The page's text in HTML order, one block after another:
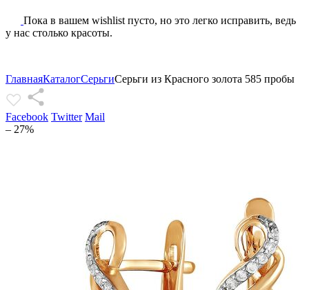
Пока в вашем wishlist пусто, но это легко исправить, ведь
у нас столько красоты.
ГлавнаяКаталогСерьгиСерьги из Красного золота 585 пробы
Facebook Twitter Mail
– 27%